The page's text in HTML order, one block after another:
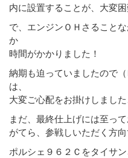
内に設置することが、大変困
で、エンジンＯＨさること
か
時間がかかりました！
納期も迫っていましたので
は、
大変ご心配をお掛けしました
まだ、最終仕上げには至っ
がてら、参戦しいただく方向
ポルシェ９６２Ｃをタイサ